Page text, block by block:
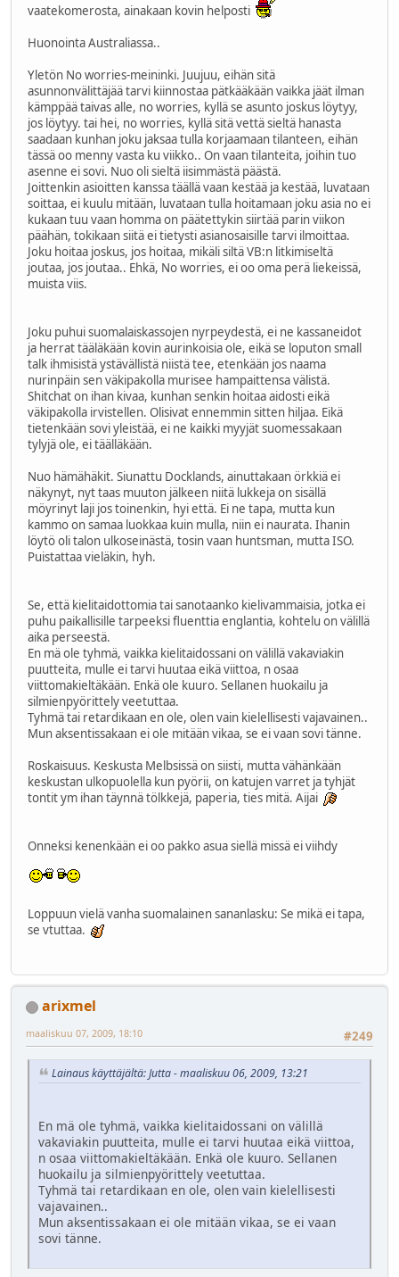
vaatekomerosta, ainakaan kovin helposti
Huonointa Australiassa..
Yletön No worries-meininki. Juujuu, eihän sitä
asunnonvälittäjää tarvi kiinnostaa pätkääkään vaikka jäät ilman
kämppää taivas alle, no worries, kyllä se asunto joskus löytyy,
jos löytyy. tai hei, no worries, kyllä sitä vettä sieltä hanasta
saadaan kunhan joku jaksaa tulla korjaamaan tilanteen, eihän
tässä oo menny vasta ku viikko.. On vaan tilanteita, joihin tuo
asenne ei sovi. Nuo oli sieltä iisimmästä päästä.
Joittenkin asioitten kanssa täällä vaan kestää ja kestää, luvataan
soittaa, ei kuulu mitään, luvataan tulla hoitamaan joku asia no ei
kukaan tuu vaan homma on päätettykin siirtää parin viikon
päähän, tokikaan siitä ei tietysti asianosaisille tarvi ilmoittaa.
Joku hoitaa joskus, jos hoitaa, mikäli siltä VB:n litkimiseltä
joutaa, jos joutaa.. Ehkä, No worries, ei oo oma perä liekeissä,
muista viis.
Joku puhui suomalaiskassojen nyrpeydestä, ei ne kassaneidot
ja herrat tääläkään kovin aurinkoisia ole, eikä se loputon small
talk ihmisistä ystävällistä niistä tee, etenkään jos naama
nurinpäin sen väkipakolla murisee hampaittensa välistä.
Shitchat on ihan kivaa, kunhan senkin hoitaa aidosti eikä
väkipakolla irvistellen. Olisivat ennemmin sitten hiljaa. Eikä
tietenkään sovi yleistää, ei ne kaikki myyjät suomessakaan
tylyjä ole, ei täälläkään.
Nuo hämähäkit. Siunattu Docklands, ainuttakaan örkkiä ei
näkynyt, nyt taas muuton jälkeen niitä lukkeja on sisällä
möyrinyt laji jos toinenkin, hyi että. Ei ne tapa, mutta kun
kammo on samaa luokkaa kuin mulla, niin ei naurata. Ihanin
löytö oli talon ulkoseinästä, tosin vaan huntsman, mutta ISO.
Puistattaa vieläkin, hyh.
Se, että kielitaidottomia tai sanotaanko kielivammaisia, jotka ei
puhu paikallisille tarpeeksi fluenttia englantia, kohtelu on välillä
aika perseestä.
En mä ole tyhmä, vaikka kielitaidossani on välillä vakaviakin
puutteita, mulle ei tarvi huutaa eikä viittoa, n osaa
viittomakieltäkään. Enkä ole kuuro. Sellanen huokailu ja
silmienpyörittely veetuttaa.
Tyhmä tai retardikaan en ole, olen vain kielellisesti vajavainen..
Mun aksentissakaan ei ole mitään vikaa, se ei vaan sovi tänne.
Roskaisuus. Keskusta Melbsissä on siisti, mutta vähänkään
keskustan ulkopuolella kun pyörii, on katujen varret ja tyhjät
tontit ym ihan täynnä tölkkejä, paperia, ties mitä. Aijai
Onneksi kenenkään ei oo pakko asua siellä missä ei viihdy
Loppuun vielä vanha suomalainen sananlasku: Se mikä ei tapa,
se vtuttaa.
arixmel
#249
maaliskuu 07, 2009, 18:10
Lainaus käyttäjältä: Jutta - maaliskuu 06, 2009, 13:21
En mä ole tyhmä, vaikka kielitaidossani on välillä
vakaviakin puutteita, mulle ei tarvi huutaa eikä viittoa,
n osaa viittomakieltäkään. Enkä ole kuuro. Sellanen
huokailu ja silmienpyörittely veetuttaa.
Tyhmä tai retardikaan en ole, olen vain kielellisesti
vajavainen..
Mun aksentissakaan ei ole mitään vikaa, se ei vaan
sovi tänne.